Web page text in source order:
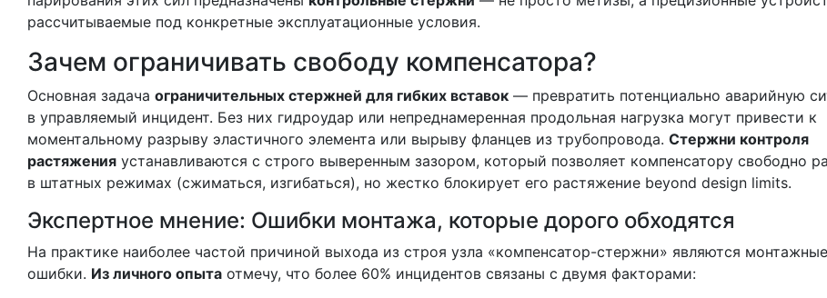
рассчитываемые под конкретные эксплуатационные условия.
Зачем ограничивать свободу компенсатора?
Основная задача ограничительных стержней для гибких вставок — превратить потенциально аварийную
в управляемый инцидент. Без них гидроудар или непреднамеренная продольная нагрузка могут привести к
моментальному разрыву эластичного элемента или вырыву фланцев из трубопровода. Стержни контроля
растяжения устанавливаются с строго выверенным зазором, который позволяет компенсатору свободно
в штатных режимах (сжиматься, изгибаться), но жестко блокирует его растяжение beyond design limits.
Экспертное мнение: Ошибки монтажа, которые дорого обходятся
На практике наиболее частой причиной выхода из строя узла «компенсатор-стержни» являются монтажные
ошибки. Из личного опыта отмечу, что более 60% инцидентов связаны с двумя факторами: